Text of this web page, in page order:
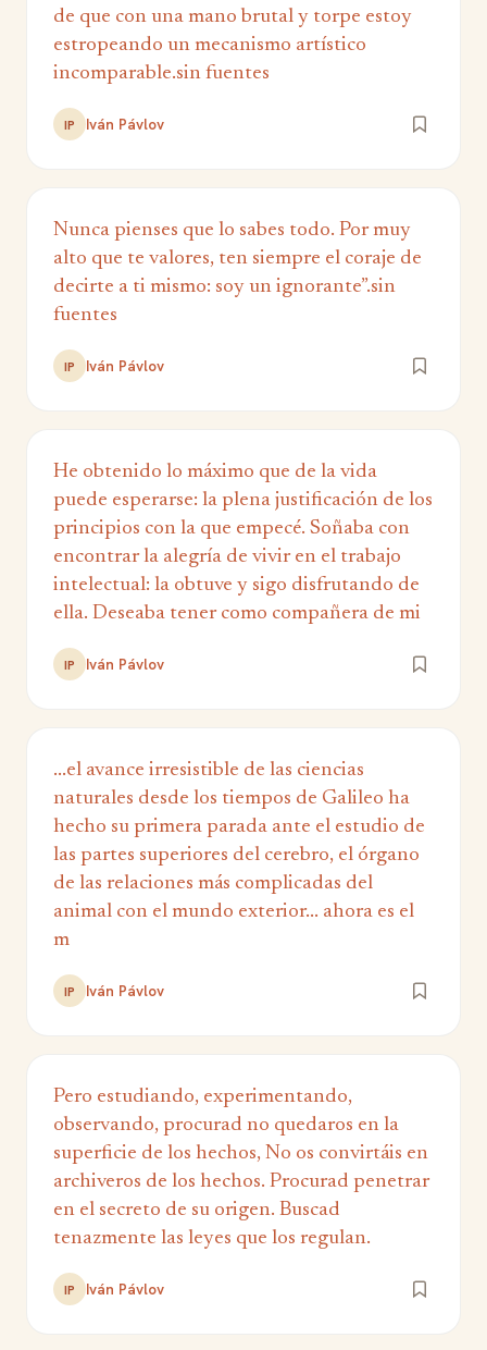
de que con una mano brutal y torpe estoy
estropeando un mecanismo artístico
incomparable.sin fuentes
IP Iván Pávlov
Nunca pienses que lo sabes todo. Por muy
alto que te valores, ten siempre el coraje de
decirte a ti mismo: soy un ignorante”.sin
fuentes
IP Iván Pávlov
He obtenido lo máximo que de la vida
puede esperarse: la plena justificación de los
principios con la que empecé. Soñaba con
encontrar la alegría de vivir en el trabajo
intelectual: la obtuve y sigo disfrutando de
ella. Deseaba tener como compañera de mi
IP Iván Pávlov
...el avance irresistible de las ciencias
naturales desde los tiempos de Galileo ha
hecho su primera parada ante el estudio de
las partes superiores del cerebro, el órgano
de las relaciones más complicadas del
animal con el mundo exterior... ahora es el
m
IP Iván Pávlov
Pero estudiando, experimentando,
observando, procurad no quedaros en la
superficie de los hechos, No os convirtáis en
archiveros de los hechos. Procurad penetrar
en el secreto de su origen. Buscad
tenazmente las leyes que los regulan.
IP Iván Pávlov